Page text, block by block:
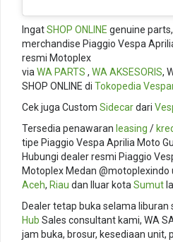
IngatSHOP ONLINE genuine
merchandise Piaggio Vespa
resmi Motoplex
via WA PARTS , WA AKSESORIS,
SHOP ONLINE di Tokopedia
Cek juga Custom Sidecardari
Tersedia penawaran leasing /
tipe Piaggio Vespa Aprilia Moto
Hubungi dealer resmi Piaggio
Motoplex Medan @motoplexindo
Aceh, Riau dan lluar kota Sumut
Dealer tetap buka selama liburan
Hub Sales consultant kami, WA
jam buka, brosur, kesediaan unit,